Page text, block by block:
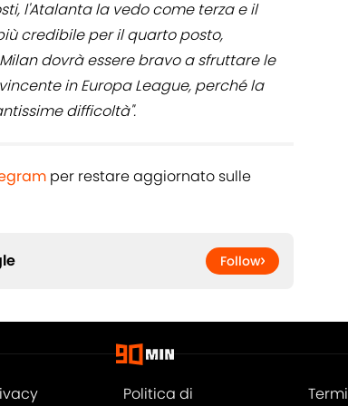
l'Atalanta la vedo come terza e il
credibile per il quarto posto,
dovrà essere bravo a sfruttare le
in Europa League, perché la
difficoltà".
per restare aggiornato sulle
Follow
Politica di